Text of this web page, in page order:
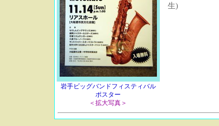
生)
岩手ビッグバンドフィスティバル
ポスター
＜拡大写真＞